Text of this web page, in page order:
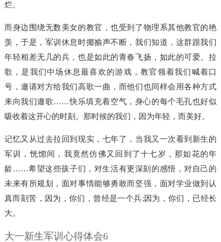
烂。
而身边围绕无数美女的教官，也受到了物理系其他教官的艳
羡，于是，军训休息时揶揄声不断，我们知道，这群跟我们
年轻相差无几的兵，也是如此的青春飞扬，如此的可爱。拉
歌，是我们中场休息最喜欢的游戏，教官领着我们喊着口
号，邀请对方给我们高歌一曲，而他们也同样会用各种方式
来向我们邀歌……快乐填充着空气，身心的每个毛孔也好似
吸收着这开心的时刻。那时候的我们，因为年轻，而美好。
记忆又从过去拉回到现实，七年了，当我又一次看到新生的
军训，恍惚间，我竟然仿佛又回到了十七岁，那如花的年
龄……希望这些孩子们，对生活有更深刻的感悟，对自己的
未来有所规划，面对事情能够勇敢而坚强，面对学业做到认
真而刻苦，因为，你们，曾经是一个兵;因为，你们，已经长
大。
大一新生军训心得体会6